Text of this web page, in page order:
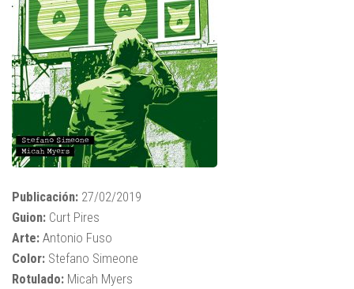
Publicación: 27/02/2019
Guion: Curt Pires
Arte: Antonio Fuso
Color: Stefano Simeone
Rotulado: Micah Myers